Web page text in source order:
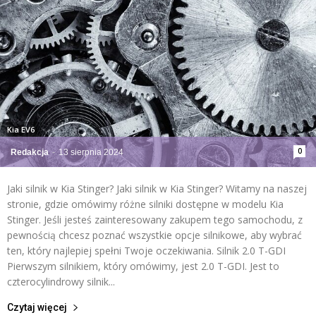
Redakcja - 13 sierpnia 2024 0
Kia EV6
Jaki silnik w Kia Stinger? Jaki silnik w Kia Stinger? Witamy na naszej
stronie, gdzie omówimy różne silniki dostępne w modelu Kia
Stinger. Jeśli jesteś zainteresowany zakupem tego samochodu, z
pewnością chcesz poznać wszystkie opcje silnikowe, aby wybrać
ten, który najlepiej spełni Twoje oczekiwania. Silnik 2.0 T-GDI
Pierwszym silnikiem, który omówimy, jest 2.0 T-GDI. Jest to
czterocylindrowy silnik...
Czytaj więcej